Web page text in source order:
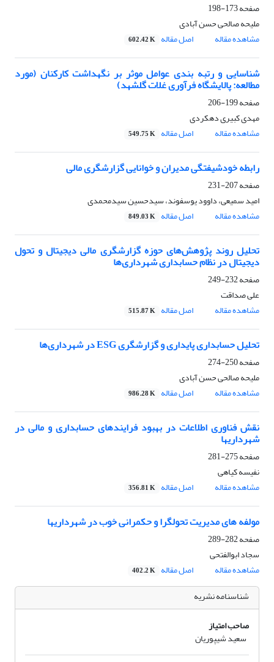
صفحه173-198
ملیحه صالحی حسن آبادی
مشاهده مقاله
اصل مقاله 602.42 K
شناسایی و رتبه بندی عوامل موثر بر نگهداشت کارکنان (مورد
مطالعه: پالایشگاه فرآوری غلات گلشهد)
صفحه199-206
مهدی کبیری دهکردی
مشاهده مقاله
اصل مقاله 549.75 K
رابطه خودشیفتگی مدیران و خوانایی گزارشگری مالی
صفحه207-231
امید سمیعی، داوود یوسفوند، سیدحسین سیدمحمدی
مشاهده مقاله
اصل مقاله 849.03 K
تحلیل روند پژوهش‌های حوزه گزارشگری مالی دیجیتال و تحول
دیجیتال در نظام حسابداری شهرداری‌ها
صفحه232-249
علی صداقت
مشاهده مقاله
اصل مقاله 515.87 K
تحلیل حسابداری پایداری و گزارشگری ESG در شهرداری‌ها
صفحه250-274
ملیحه صالحی حسن آبادی
مشاهده مقاله
اصل مقاله 986.28 K
نقش فناوری اطلاعات در بهبود فرایندهای حسابداری و مالی در
شهرداریها
صفحه275-281
نفیسه کیاهی
مشاهده مقاله
اصل مقاله 356.81 K
مولفه های مدیریت تحولگرا و حکمرانی خوب در شهرداریها
صفحه282-289
سجاد ابوالفتحی
مشاهده مقاله
اصل مقاله 402.2 K
شناسنامه نشریه
صاحب امتیاز
سعید شیپوریان